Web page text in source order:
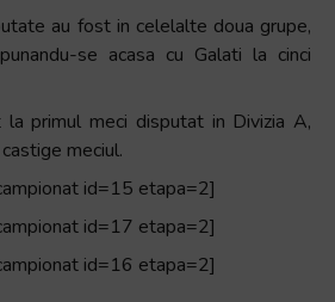
au fost in celelalte doua grupe,
se acasa cu Galati la cinci
primul meci disputat in Divizia A,
meciul.
id=15 etapa=2]
id=17 etapa=2]
id=16 etapa=2]